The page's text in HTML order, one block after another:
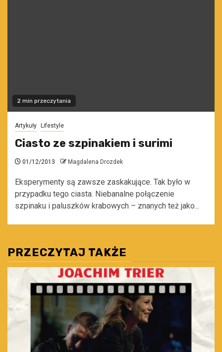
2 min przeczytania
Artykuły Lifestyle
Ciasto ze szpinakiem i surimi
01/12/2013 Magdalena Drozdek
Eksperymenty są zawsze zaskakujące. Tak było w
przypadku tego ciasta. Niebanalne połączenie
szpinaku i paluszków krabowych – znanych też jako...
PRZECZYTAJ TAKŻE